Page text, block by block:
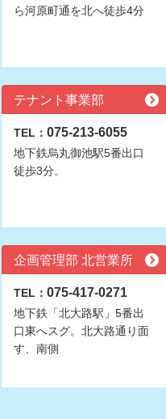
ら河原町通を北へ徒歩4分
テナント事業部
TEL： 075-213-6055
地下鉄烏丸御池駅5番出口
徒歩3分。
企画管理部 北営業所
TEL： 075-417-0271
地下鉄「北大路駅」5番出
口東へスグ。北大路通り面
す、南側